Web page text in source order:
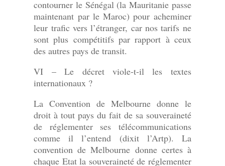
contourner le Sénégal (la Mauritanie passe
maintenant par le Maroc) pour acheminer
leur trafic vers l’étranger, car nos tarifs ne
sont plus compétitifs par rapport à ceux
des autres pays de transit.
VI – Le décret viole-t-il les textes
internationaux ?
La Convention de Melbourne donne le
droit à tout pays du fait de sa souveraineté
de réglementer ses télécommunications
comme il l’entend (dixit l’Artp). La
convention de Melbourne donne certes à
chaque Etat la souveraineté de réglementer